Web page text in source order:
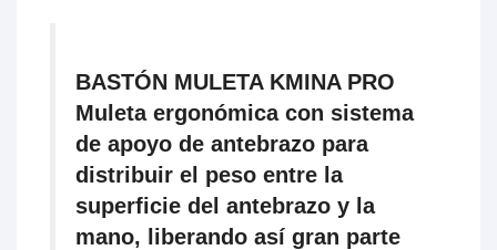
BASTÓN MULETA KMINA PRO
Muleta ergonómica con sistema
de apoyo de antebrazo para
distribuir el peso entre la
superficie del antebrazo y la
mano, liberando así gran parte